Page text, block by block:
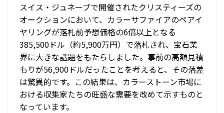
スイス・ジュネーブで開催されたクリスティーズの
オークションにおいて、カラーサファイアのペアイ
ヤリングが落札前予想価格の6倍以上となる
385,500ドル（約5,900万円）で落札され、宝石業
界に大きな話題をもたらしました。事前の高額見積
もりが56,900ドルだったことを考えると、その落差
は驚異的です。この結果は、カラーストーン市場に
おける収集家たちの旺盛な需要を改めて示すものと
なっています。